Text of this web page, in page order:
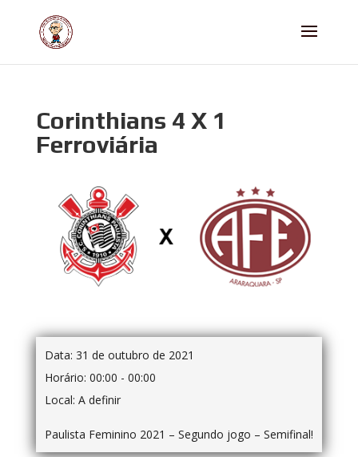
Corinthians 4 X 1
Ferroviária
Data: 31 de outubro de 2021
Horário: 00:00 - 00:00
Local: A definir
Paulista Feminino 2021 – Segundo jogo – Semifinal!